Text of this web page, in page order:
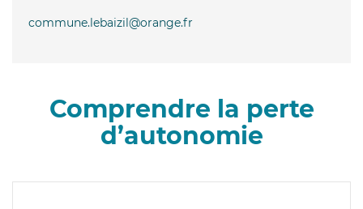
commune.lebaizil@orange.fr
Comprendre la perte
d’autonomie